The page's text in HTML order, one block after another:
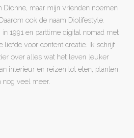
Dionne, maar mijn vrienden noemen
ook de naam Diolifestyle.
in 1991 en parttime digital nomad met
liefde voor content creatie. Ik schrijf
over alles wat het leven leuker
interieur en reizen tot eten, planten,
nog veel meer.